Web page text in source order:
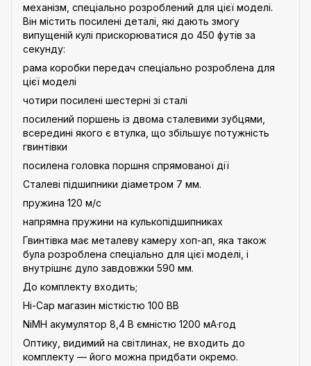
механізм, спеціально розроблений для цієї моделі.
Він містить посилені деталі, які дають змогу
випущеній кулі прискорюватися до 450 футів за
секунду:
рама коробки передач спеціально розроблена для
цієї моделі
чотири посилені шестерні зі сталі
посилений поршень із двома сталевими зубцями,
всередині якого є втулка, що збільшує потужність
гвинтівки
посилена головка поршня спрямованої дії
Сталеві підшипники діаметром 7 мм.
пружина 120 м/с
напрямна пружини на кулькопідшипниках
Гвинтівка має металеву камеру хоп-ап, яка також
була розроблена спеціально для цієї моделі, і
внутрішнє дуло завдовжки 590 мм.
До комплекту входить;
Hi-Cap магазин місткістю 100 BB
NiMH акумулятор 8,4 В ємністю 1200 мА·год
Оптику, видимий на світлинах, не входить до
комплекту — його можна придбати окремо.